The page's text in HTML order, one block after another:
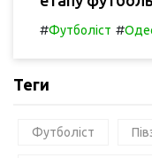
#Футболіст #
Теги
Футболіст